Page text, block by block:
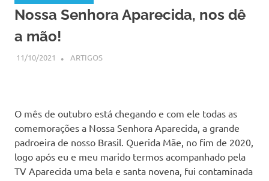
Nossa Senhora Aparecida, nos dê
a mão!
11/10/2021 SSPS BRASIL
ARTIGOS
O mês de outubro está chegando e com ele todas as
comemorações a Nossa Senhora Aparecida, a grande
padroeira de nosso Brasil. Querida Mãe, no fim de 2020,
logo após eu e meu marido termos acompanhado pela
TV Aparecida uma bela e santa novena, fui contaminada